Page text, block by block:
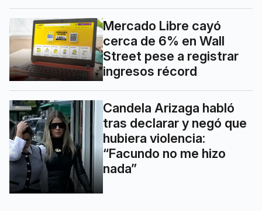
Mercado Libre cayó
cerca de 6% en Wall
Street pese a registrar
ingresos récord
Candela Arizaga habló
tras declarar y negó que
hubiera violencia:
“Facundo no me hizo
nada”